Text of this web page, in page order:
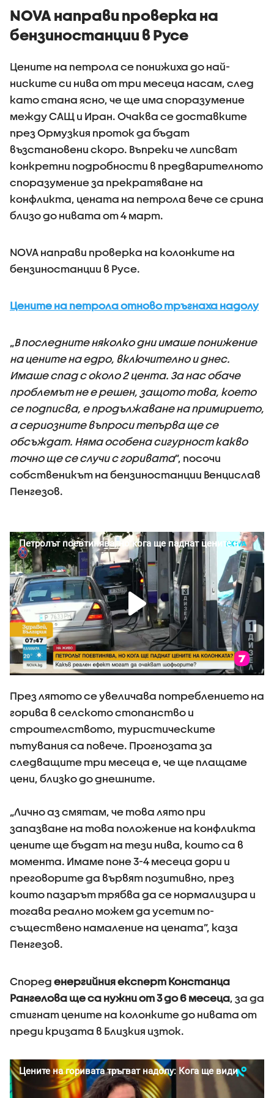
NOVA направи проверка на
бензиностанции в Русе
Цените на петрола се понижиха до най-
ниските си нива от три месеца насам, след
като стана ясно, че ще има споразумение
между САЩ и Иран. Очаква се доставките
през Ормузкия проток да бъдат
възстановени скоро. Въпреки че липсват
конкретни подробности в предварителното
споразумение за прекратяване на
конфликта, цената на петрола вече се срина
близо до нивата от 4 март.
NOVA направи проверка на колонките на
бензиностанции в Русе.
Цените на петрола отново тръгнаха надолу
„В последните няколко дни имаше понижение
на цените на едро, включително и днес.
Имаше спад с около 2 цента. За нас обаче
проблемът не е решен, защото това, което
се подписва, е продължаване на примирието,
а сериозните въпроси тепърва ще се
обсъждат. Няма особена сигурност какво
точно ще се случи с горивата”, посочи
собственикът на бензиностанции Венцислав
Пенгезов.
През лятото се увеличава потреблението на
горива в селското стопанство и
строителството, туристическите
пътувания са повече. Прогнозата за
следващите три месеца е, че ще плащаме
цени, близко до днешните.
„Лично аз смятам, че това лято при
запазване на това положение на конфликта
цените ще бъдат на тези нива, които са в
момента. Имаме поне 3-4 месеца дори и
преговорите да вървят позитивно, през
които пазарът трябва да се нормализира и
тогава реално можем да усетим по-
съществено намаление на цената”, каза
Пенгезов.
Според енергийния експерт Констанца
Рангелова ще са нужни от 3 до 6 месеца, за да
стигнат цените на колонките до нивата от
преди кризата в Близкия изток.